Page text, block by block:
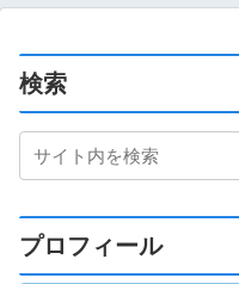
検索
プロフィール